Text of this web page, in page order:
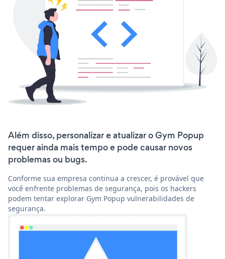
Além disso, personalizar e atualizar o Gym Popup
requer ainda mais tempo e pode causar novos
problemas ou bugs.
Conforme sua empresa continua a crescer, é provável que
você enfrente problemas de segurança, pois os hackers
podem tentar explorar Gym Popup vulnerabilidades de
segurança.